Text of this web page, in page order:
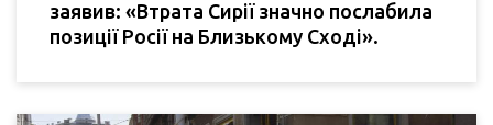
заявив: «Втрата Сирії значно послабила
позиції Росії на Близькому Сході».